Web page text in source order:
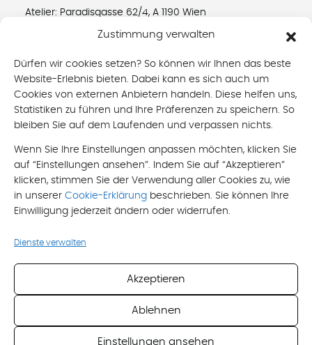
Zustimmung verwalten
Dürfen wir cookies setzen? So können wir Ihnen das beste
Website-Erlebnis bieten. Dabei kann es sich auch um
Cookies von externen Anbietern handeln. Diese helfen uns,
Statistiken zu führen und Ihre Präferenzen zu speichern. So
bleiben Sie auf dem Laufenden und verpassen nichts.
Wenn Sie Ihre Einstellungen anpassen möchten, klicken Sie
auf “Einstellungen ansehen”. Indem Sie auf “Akzeptieren”
klicken, stimmen Sie der Verwendung aller Cookies zu, wie
in unserer Cookie-Erklärung beschrieben. Sie können Ihre
Einwilligung jederzeit ändern oder widerrufen.
Dienste verwalten
Akzeptieren
Ablehnen
Einstellungen ansehen
Atelier: Paradisgasse 62/4, A 1190 Wien
mobil: +43 676 490 8866
mail: brigitte[at]oberlik-burtscher.at
Ich akzeptiere die